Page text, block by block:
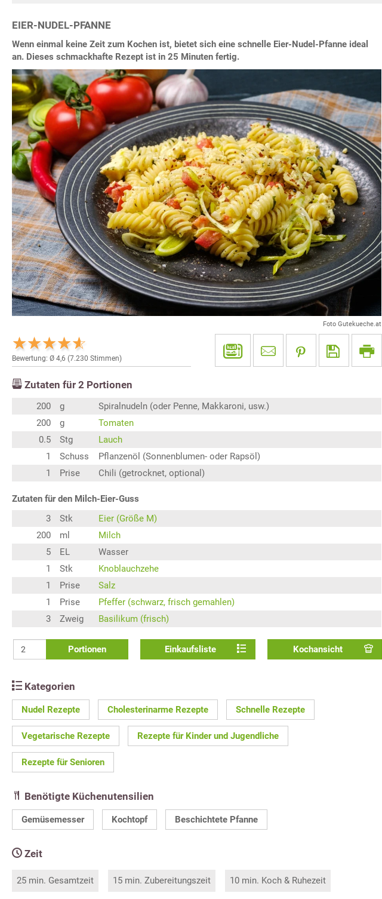
EIER-NUDEL-PFANNE
Wenn einmal keine Zeit zum Kochen ist, bietet sich eine schnelle Eier-Nudel-Pfanne ideal
an. Dieses schmackhafte Rezept ist in 25 Minuten fertig.
Foto Gutekueche.at
Bewertung: Ø 4,6 (7.230 Stimmen)
Zutaten für 2 Portionen
200 g
Spiralnudeln (oder Penne, Makkaroni, usw.)
200
g
Tomaten
0.5
Stg
Lauch
1
Schuss
Pflanzenöl (Sonnenblumen- oder Rapsöl)
1
Prise Chili (getrocknet, optional)
Zutaten für den Milch-Eier-Guss
3
Stk
Eier (Größe M)
200
ml
Milch
5
EL
Wasser
1
Stk
Knoblauchzehe
1
Prise
Salz
1
Prise
Pfeffer (schwarz, frisch gemahlen)
3
Zweig Basilikum (frisch)
Portionen Einkaufsliste Kochansicht
Kategorien
Nudel Rezepte Cholesterinarme Rezepte Schnelle Rezepte
Vegetarische Rezepte Rezepte für Kinder und Jugendliche
Rezepte für Senioren
Benötigte Küchenutensilien
Gemüsemesser Kochtopf Beschichtete Pfanne
Zeit
25 min. Gesamtzeit 15 min. Zubereitungszeit 10 min. Koch & Ruhezeit